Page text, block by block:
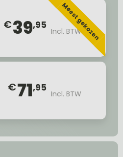
Meest gekozen
€39,95
Incl. BTW
€71,95
Incl. BTW